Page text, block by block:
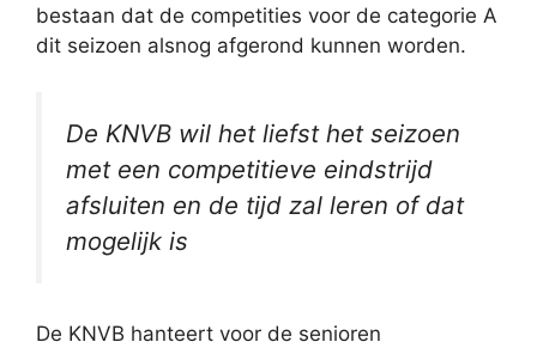
bestaan dat de competities voor de categorie A
dit seizoen alsnog afgerond kunnen worden.
De KNVB wil het liefst het seizoen
met een competitieve eindstrijd
afsluiten en de tijd zal leren of dat
mogelijk is
De KNVB hanteert voor de senioren